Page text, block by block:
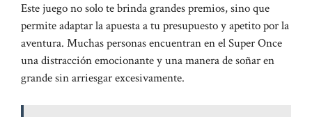
Este juego no solo te brinda grandes premios, sino que
permite adaptar la apuesta a tu presupuesto y apetito por la
aventura. Muchas personas encuentran en el Super Once
una distracción emocionante y una manera de soñar en
grande sin arriesgar excesivamente.